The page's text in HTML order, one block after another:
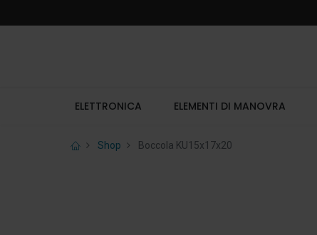
ELETTRONICA ELEMENTI DI MANOVRA
Shop Boccola KU15x17x20